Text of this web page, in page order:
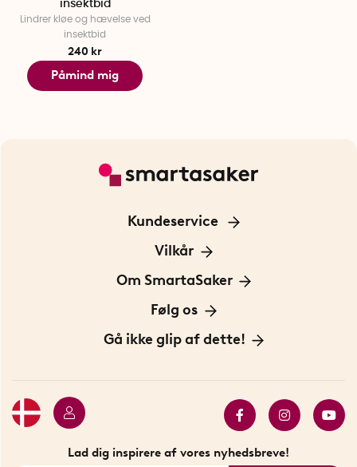
insektbid
Lindrer kløe og hævelse ved
insektbid
240 kr
Påmind mig
Kundeservice
Kontakt os
Vilkår
Information om cookies
Privatlivspolitik
Om SmartaSaker
Om os
Vores historie
Følg os
Opfindere
Gå ikke glip af dette!
Lad dig inspirere af vores nyhedsbreve!